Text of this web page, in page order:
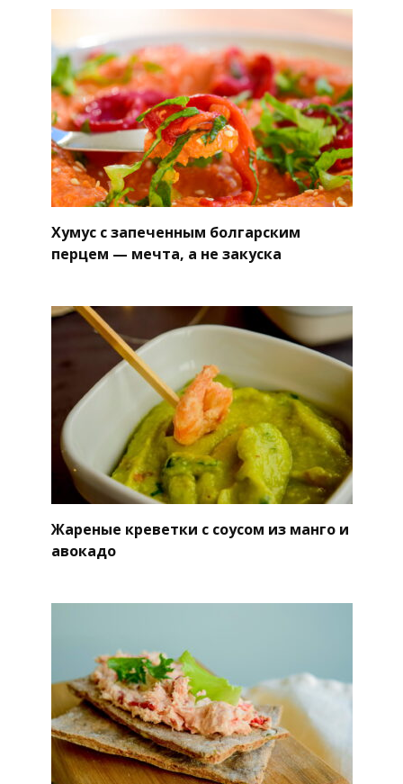
Хумус с запеченным болгарским
перцем — мечта, а не закуска
Жареные креветки с соусом из манго и
авокадо